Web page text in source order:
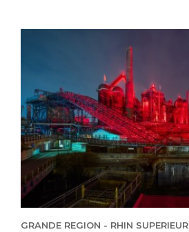
GRANDE REGION - RHIN SUPERIEUR